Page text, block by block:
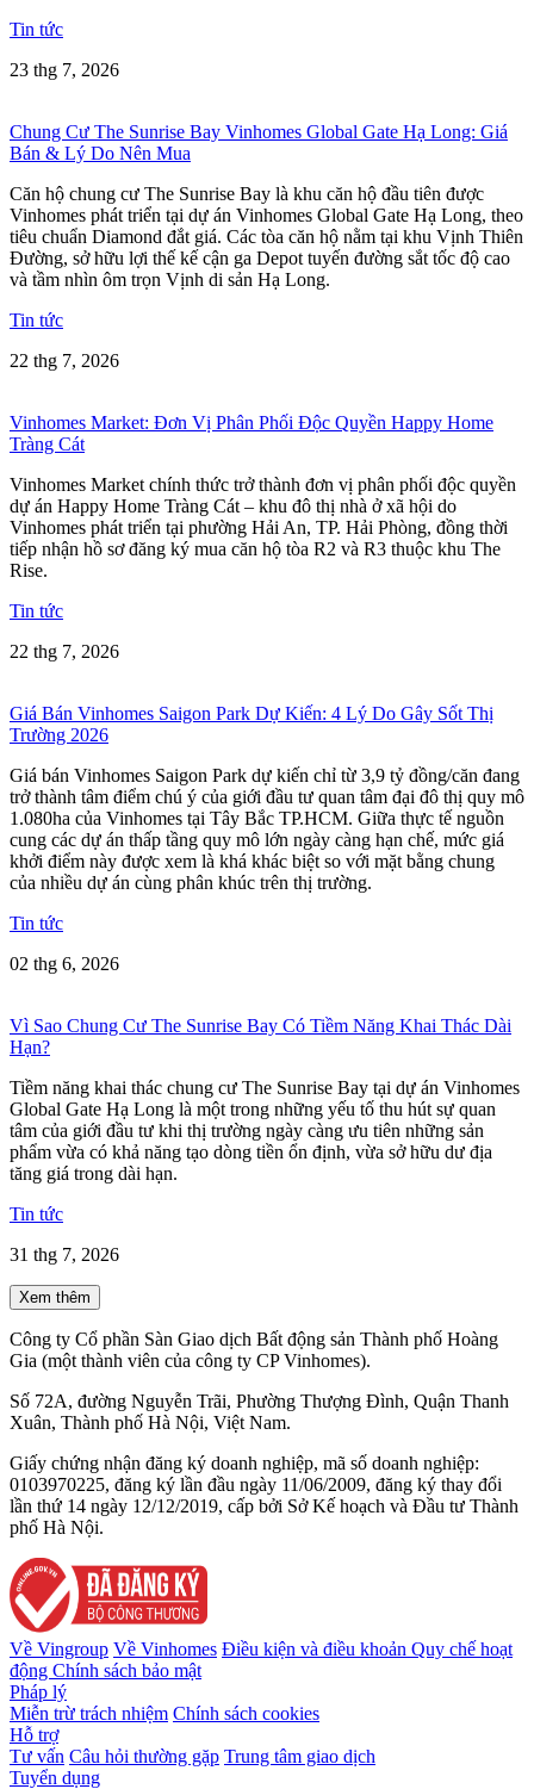
Tin tức
23 thg 7, 2026
Chung Cư The Sunrise Bay Vinhomes Global Gate Hạ Long: Giá
Bán & Lý Do Nên Mua
Căn hộ chung cư The Sunrise Bay là khu căn hộ đầu tiên được
Vinhomes phát triển tại dự án Vinhomes Global Gate Hạ Long, theo
tiêu chuẩn Diamond đắt giá. Các tòa căn hộ nằm tại khu Vịnh Thiên
Đường, sở hữu lợi thế kế cận ga Depot tuyến đường sắt tốc độ cao
và tầm nhìn ôm trọn Vịnh di sản Hạ Long.
Tin tức
22 thg 7, 2026
Vinhomes Market: Đơn Vị Phân Phối Độc Quyền Happy Home
Tràng Cát
Vinhomes Market chính thức trở thành đơn vị phân phối độc quyền
dự án Happy Home Tràng Cát – khu đô thị nhà ở xã hội do
Vinhomes phát triển tại phường Hải An, TP. Hải Phòng, đồng thời
tiếp nhận hồ sơ đăng ký mua căn hộ tòa R2 và R3 thuộc khu The
Rise.
Tin tức
22 thg 7, 2026
Giá Bán Vinhomes Saigon Park Dự Kiến: 4 Lý Do Gây Sốt Thị
Trường 2026
Giá bán Vinhomes Saigon Park dự kiến chỉ từ 3,9 tỷ đồng/căn đang
trở thành tâm điểm chú ý của giới đầu tư quan tâm đại đô thị quy mô
1.080ha của Vinhomes tại Tây Bắc TP.HCM. Giữa thực tế nguồn
cung các dự án thấp tầng quy mô lớn ngày càng hạn chế, mức giá
khởi điểm này được xem là khá khác biệt so với mặt bằng chung
của nhiều dự án cùng phân khúc trên thị trường.
Tin tức
02 thg 6, 2026
Vì Sao Chung Cư The Sunrise Bay Có Tiềm Năng Khai Thác Dài
Hạn?
Tiềm năng khai thác chung cư The Sunrise Bay tại dự án Vinhomes
Global Gate Hạ Long là một trong những yếu tố thu hút sự quan
tâm của giới đầu tư khi thị trường ngày càng ưu tiên những sản
phẩm vừa có khả năng tạo dòng tiền ổn định, vừa sở hữu dư địa
tăng giá trong dài hạn.
Tin tức
31 thg 7, 2026
Xem thêm
Công ty Cổ phần Sàn Giao dịch Bất động sản Thành phố Hoàng
Gia (một thành viên của công ty CP Vinhomes).
Số 72A, đường Nguyễn Trãi, Phường Thượng Đình, Quận Thanh
Xuân, Thành phố Hà Nội, Việt Nam.
Giấy chứng nhận đăng ký doanh nghiệp, mã số doanh nghiệp:
0103970225, đăng ký lần đầu ngày 11/06/2009, đăng ký thay đổi
lần thứ 14 ngày 12/12/2019, cấp bởi Sở Kế hoạch và Đầu tư Thành
phố Hà Nội.
Về Vingroup Về Vinhomes Điều kiện và điều khoản Quy chế hoạt
động Chính sách bảo mật
Pháp lý
Miễn trừ trách nhiệm Chính sách cookies
Hỗ trợ
Tư vấn Câu hỏi thường gặp Trung tâm giao dịch
Tuyển dụng